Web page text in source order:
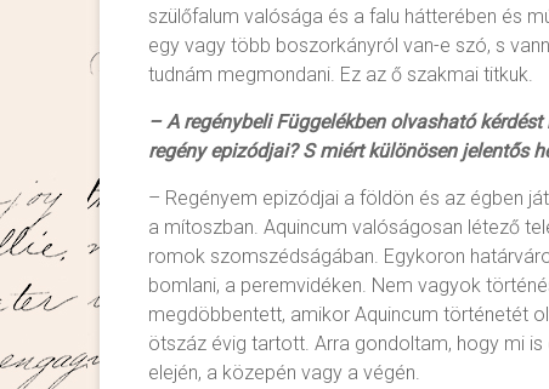
szülőfalum valósága és a falu hátterében és
egy vagy több boszorkányról van-e szó, s
tudnám megmondani. Ez az ő szakmai titkuk.
– A regénybeli Függelékben olvasható
regény epizódjai? S miért különösen jelentős
– Regényem epizódjai a földön és az égben
a mítoszban. Aquincum valóságosan létező
romok szomszédságában. Egykoron
bomlani, a peremvidéken. Nem vagyok
megdöbbentett, amikor Aquincum történetét
ötszáz évig tartott. Arra gondoltam, hogy mi
elején, a közepén vagy a végén.